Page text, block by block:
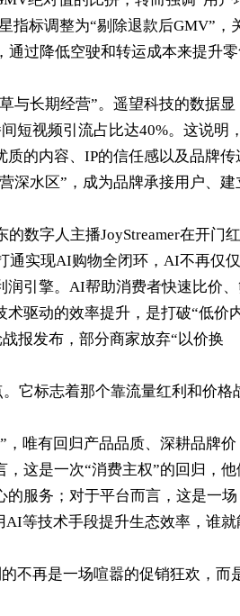
指标调整为“剔除退款后GMV”，
过降低空驶和转运成本来提升零
与长期经营”。遥望科技的数据显
短视频引流占比达40%。这说明，
的内容、IP的信任感以及品牌传
深水区”，成为品牌承接用户、建
数字人主播JoyStreamer在开门
通实现AI购物全闭环，AI不再仅仅
润引擎。AI帮助消费者快速比价
驱动的效率提升，是打破“低价
报发布，部分商家放弃“以价换
它标志着那个靠流量红利和价格
唯有回归产品品质、深耕品牌价
这是一次“消费主权”的回归，他
服务；对于平台而言，这是一场
AI等技术手段提升生态效率，谁就
不再是一场喧嚣的促销狂欢，而